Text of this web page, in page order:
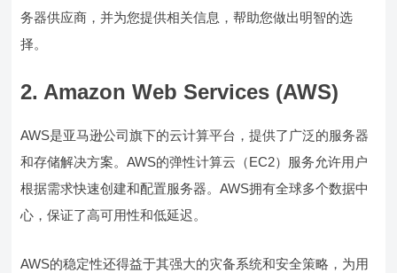
务器供应商，并为您提供相关信息，帮助您做出明智的选
择。
2. Amazon Web Services (AWS)
AWS是亚马逊公司旗下的云计算平台，提供了广泛的服务器
和存储解决方案。AWS的弹性计算云（EC2）服务允许用户
根据需求快速创建和配置服务器。AWS拥有全球多个数据中
心，保证了高可用性和低延迟。
AWS的稳定性还得益于其强大的灾备系统和安全策略，为用